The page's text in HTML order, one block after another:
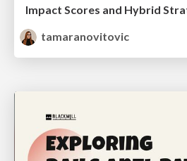
tamaranovitovic